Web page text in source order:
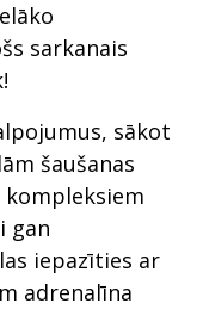
sarkanais
sākot
šaušanas
gan
iepazīties ar
adrenalīna